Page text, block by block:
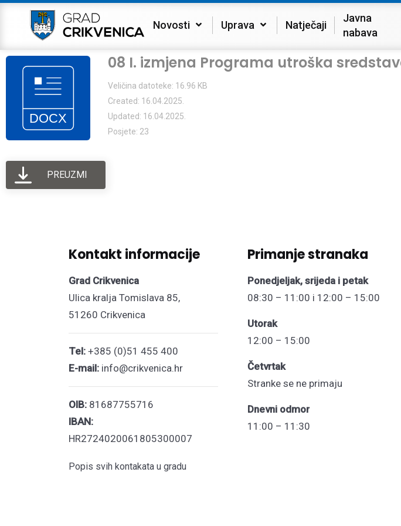
Novosti Uprava Natječaji
Javna
nabava
08 I. izmjena Programa utroška
Veličina datoteke: 16.96 KB
Created: 16.04.2025.
Updated: 16.04.2025.
Posjete: 23
PREUZMI
Kontakt informacije
Grad Crikvenica
Ulica kralja Tomislava 85,
51260 Crikvenica
Tel: +385 (0)51 455 400
E-mail: info@crikvenica.hr
OIB: 81687755716
IBAN:
HR2724020061805300007
Popis svih kontakata u gradu
Primanje stranaka
Ponedjeljak, srijeda i petak
08:30 – 11:00 i 12:00 – 15:00
Utorak
12:00 – 15:00
Četvrtak
Stranke se ne primaju
Dnevni odmor
11:00 – 11:30